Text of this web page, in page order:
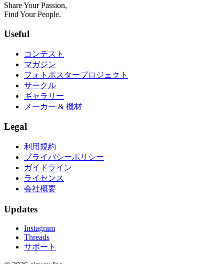
Share Your Passion,
Find Your People.
Useful
コンテスト
マガジン
フォトポスタープロジェクト
サークル
ギャラリー
メーカー & 機材
Legal
利用規約
プライバシーポリシー
ガイドライン
ライセンス
会社概要
Updates
Instagram
Threads
サポート